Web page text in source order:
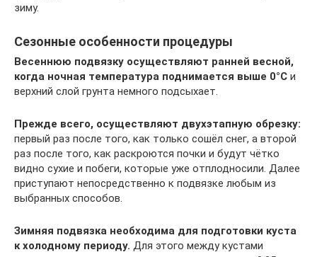
зиму.
Сезонные особенности процедуры
Весеннюю подвязку осуществляют ранней весной,
когда ночная температура поднимается выше 0°С и
верхний слой грунта немного подсыхает.
Прежде всего, осуществляют двухэтапную обрезку:
первый раз после того, как только сошёл снег, а второй
раз после того, как раскроются почки и будут чётко
видно сухие и побеги, которые уже отплодносили. Далее
приступают непосредственно к подвязке любым из
выбранных способов.
Зимняя подвязка необходима для подготовки куста
к холодному периоду. Для этого между кустами